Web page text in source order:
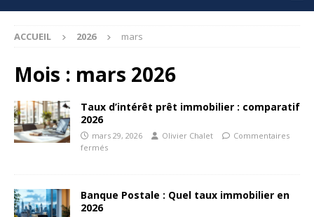
ACCUEIL 2026 mars
Mois : mars 2026
Taux d’intérêt prêt immobilier : comparatif
2026
mars 29, 2026 Olivier Chalet
Commentaires
fermés
Banque Postale : Quel taux immobilier en
2026